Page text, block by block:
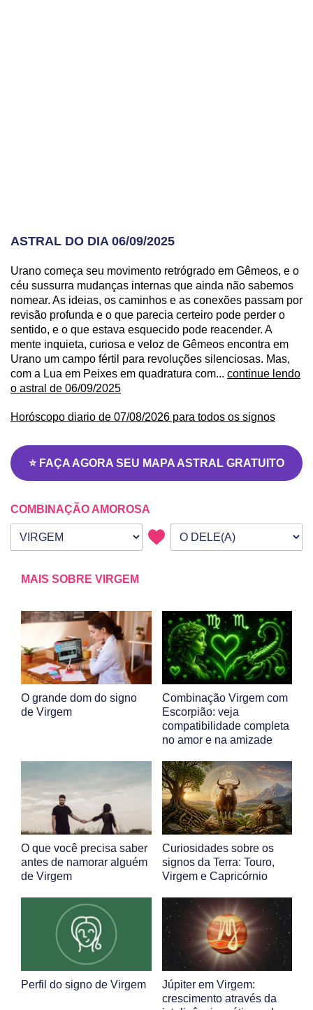
ASTRAL DO DIA 06/09/2025
Urano começa seu movimento retrógrado em Gêmeos, e o
céu sussurra mudanças internas que ainda não sabemos
nomear. As ideias, os caminhos e as conexões passam por
revisão profunda e o que parecia certeiro pode perder o
sentido, e o que estava esquecido pode reacender. A
mente inquieta, curiosa e veloz de Gêmeos encontra em
Urano um campo fértil para revoluções silenciosas. Mas,
com a Lua em Peixes em quadratura com... continue lendo
o astral de 06/09/2025
Horóscopo diario de 07/08/2026 para todos os signos
⭐ FAÇA AGORA SEU MAPA ASTRAL GRATUITO
COMBINAÇÃO AMOROSA
Seu signo
Signo da outra pessoa
MAIS SOBRE VIRGEM
O grande dom do signo
de Virgem
Combinação Virgem com
Escorpião: veja
compatibilidade completa
no amor e na amizade
O que você precisa saber
antes de namorar alguém
de Virgem
Curiosidades sobre os
signos da Terra: Touro,
Virgem e Capricórnio
Perfil do signo de Virgem
Júpiter em Virgem:
crescimento através da